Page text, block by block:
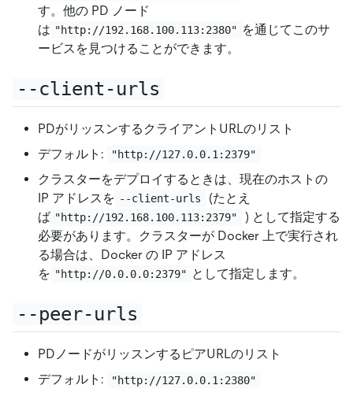
す。他の PD ノード
は "http://192.168.100.113:2380" を通じてこのサ
ービスを見つけることができます。
--client-urls
PDがリッスンするクライアントURLのリスト
デフォルト:
"http://127.0.0.1:2379"
クラスターをデプロイするときは、現在のホストの
IP アドレスを --client-urls
(たとえ
ば "http://192.168.100.113:2379"
) として指定する
必要があります。クラスターが Docker 上で実行され
る場合は、Docker の IP アドレス
を "http://0.0.0.0:2379" として指定します。
--peer-urls
PDノードがリッスンするピアURLのリスト
デフォルト:
"http://127.0.0.1:2380"